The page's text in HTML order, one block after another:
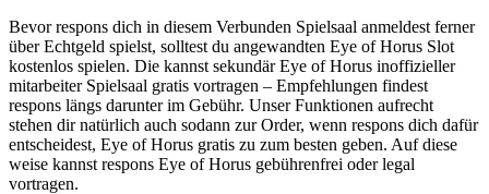
Bevor respons dich in diesem Verbunden Spielsaal anmeldest ferner
über Echtgeld spielst, solltest du angewandten Eye of Horus Slot
kostenlos spielen. Die kannst sekundär Eye of Horus inoffizieller
mitarbeiter Spielsaal gratis vortragen – Empfehlungen findest
respons längs darunter im Gebühr. Unser Funktionen aufrecht
stehen dir natürlich auch sodann zur Order, wenn respons dich dafür
entscheidest, Eye of Horus gratis zu zum besten geben. Auf diese
weise kannst respons Eye of Horus gebührenfrei oder legal
vortragen.